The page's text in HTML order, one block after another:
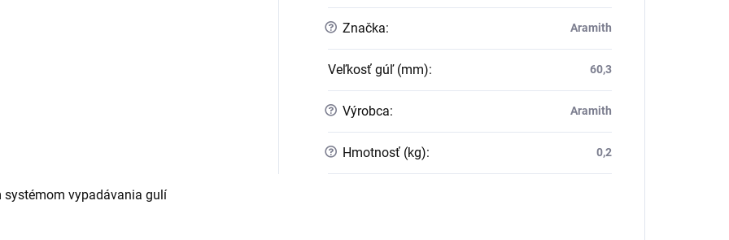
systémom vypadávania gulí
? Značka: Aramith
Veľkosť gúľ (mm): 60,3
? Výrobca: Aramith
? Hmotnosť (kg): 0,2